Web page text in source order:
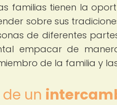
familias tienen la
sobre sus
de diferentes
empacar de
de la familia y
un